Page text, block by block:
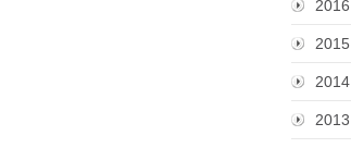
2016
2015
2014
2013